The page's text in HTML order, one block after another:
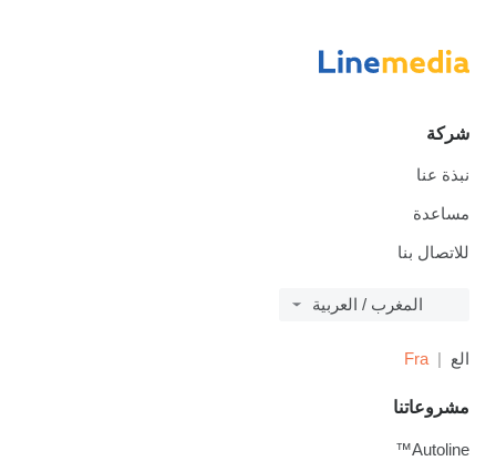
شركة
نبذة عنا
مساعدة
للاتصال بنا
المغرب / العربية
الع Fra
مشروعاتنا
Autoline™